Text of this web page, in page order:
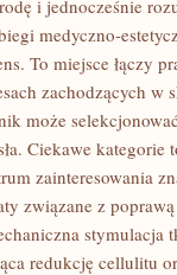
i jednocześnie
medyczno-
To miejsce łączy
zachodzących
może
Ciekawe
zainteresowania
związane z
stymulacja
redukcję cellulitu